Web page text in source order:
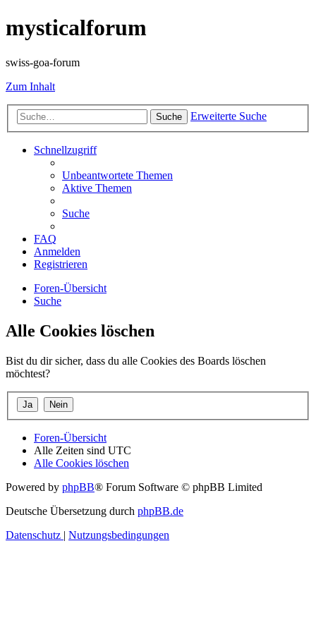
mysticalforum
swiss-goa-forum
Zum Inhalt
Suche Erweiterte Suche
Schnellzugriff
Unbeantwortete Themen
Aktive Themen
Suche
FAQ
Anmelden
Registrieren
Foren-Übersicht
Suche
Alle Cookies löschen
Bist du dir sicher, dass du alle Cookies des Boards löschen
möchtest?
Foren-Übersicht
Alle Zeiten sind UTC
Alle Cookies löschen
Powered by phpBB® Forum Software © phpBB Limited
Deutsche Übersetzung durch phpBB.de
Datenschutz | Nutzungsbedingungen